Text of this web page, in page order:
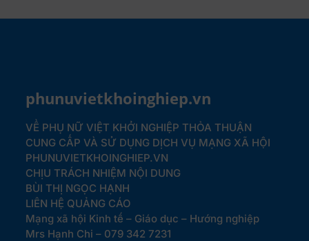
phunuvietkhoinghiep.vn
VỀ PHỤ NỮ VIỆT KHỞI NGHIỆP THỎA THUẬN
CUNG CẤP VÀ SỬ DỤNG DỊCH VỤ MẠNG XÃ HỘI
PHUNUVIETKHOINGHIEP.VN
CHỊU TRÁCH NHIỆM NỘI DUNG
BÙI THỊ NGỌC HẠNH
LIÊN HỆ QUẢNG CÁO
Mạng xã hội Kinh tế – Giáo dục – Hướng nghiệp
Mrs Hạnh Chi – 079 342 7231